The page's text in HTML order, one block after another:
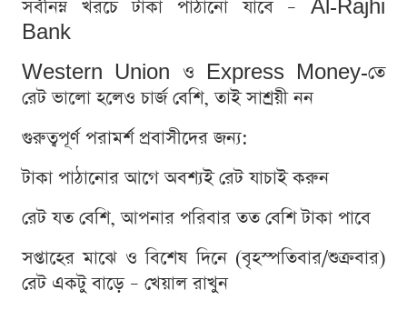
সর্বনিম্ন খরচে টাকা পাঠানো যাবে – Al-Rajhi
Bank
Western Union ও Express Money-তে
রেট ভালো হলেও চার্জ বেশি, তাই সাশ্রয়ী নন
গুরুত্বপূর্ণ পরামর্শ প্রবাসীদের জন্য:
টাকা পাঠানোর আগে অবশ্যই রেট যাচাই করুন
রেট যত বেশি, আপনার পরিবার তত বেশি টাকা পাবে
সপ্তাহের মাঝে ও বিশেষ দিনে (বৃহস্পতিবার/শুক্রবার)
রেট একটু বাড়ে – খেয়াল রাখুন